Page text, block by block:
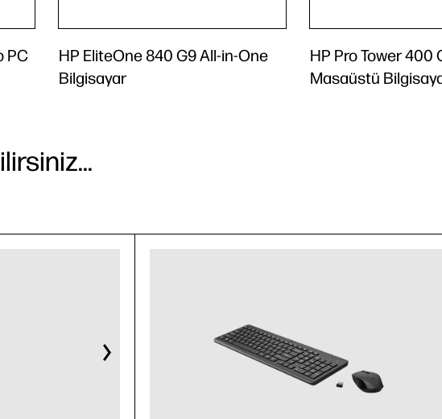
PC
HP EliteOne 840 G9 All-in-One
Bilgisayar
HP Pro Tower 400
Masaüstü